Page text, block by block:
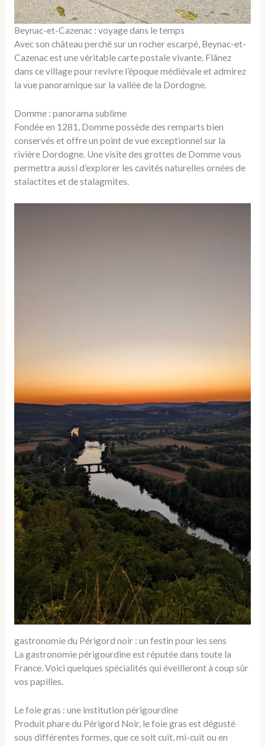
Beynac-et-Cazenac : voyage dans le temps
Avec son château perché sur un rocher escarpé, Beynac-et-
Cazenac est une véritable carte postale vivante. Flânez
dans ce village pour revivre l’époque médiévale et admirez
la vue panoramique sur la vallée de la Dordogne.
Domme : panorama sublime
Fondée en 1281, Domme possède des remparts bien
conservés et offre un point de vue exceptionnel sur la
rivière Dordogne. Une visite des grottes de Domme vous
permettra aussi d’explorer les cavités naturelles ornées de
stalactites et de stalagmites.
gastronomie du Périgord noir : un festin pour les sens
La gastronomie périgourdine est réputée dans toute la
France. Voici quelques spécialités qui éveilleront à coup sûr
vos papilles.
Le foie gras : une institution périgourdine
Produit phare du Périgord Noir, le foie gras est dégusté
sous différentes formes, que ce soit cuit, mi-cuit ou en